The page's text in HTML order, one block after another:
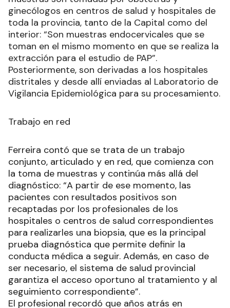
ginecólogos en centros de salud y hospitales de
toda la provincia, tanto de la Capital como del
interior: “Son muestras endocervicales que se
toman en el mismo momento en que se realiza la
extracción para el estudio de PAP”.
Posteriormente, son derivadas a los hospitales
distritales y desde allí enviadas al Laboratorio de
Vigilancia Epidemiológica para su procesamiento.
Trabajo en red
Ferreira contó que se trata de un trabajo
conjunto, articulado y en red, que comienza con
la toma de muestras y continúa más allá del
diagnóstico: “A partir de ese momento, las
pacientes con resultados positivos son
recaptadas por los profesionales de los
hospitales o centros de salud correspondientes
para realizarles una biopsia, que es la principal
prueba diagnóstica que permite definir la
conducta médica a seguir. Además, en caso de
ser necesario, el sistema de salud provincial
garantiza el acceso oportuno al tratamiento y al
seguimiento correspondiente”.
El profesional recordó que años atrás en